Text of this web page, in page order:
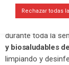
En el programa
durante toda la
y biosaludables
limpiando y
Rechazar todas